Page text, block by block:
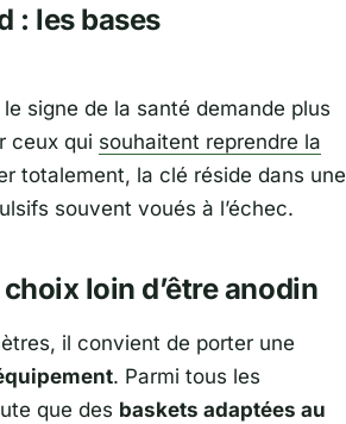
: les bases
signe de la santé demande plus
ceux qui souhaitent reprendre la
totalement, la clé réside dans une
souvent voués à l’échec.
loin d’être anodin
il convient de porter une
. Parmi tous les
que des baskets adaptées au